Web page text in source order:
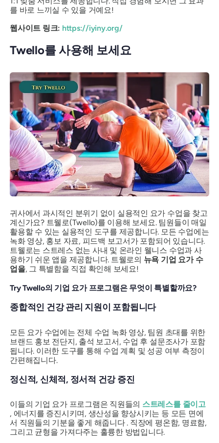
를 바로 느끼실 수 있을 거예요!
웹사이트 링크: https://iyiny.org/
Twello를 사용해 보세요
귀사에서 과시적인 분위기 없이 실용적인 요가 수업을 찾고
계신가요? 트웰로(Twello)를 이용해 보세요. 팀원들이 매일
활용할 수 있는 실용적인 도구를 제공합니다. 모든 수업에는
녹화 영상, 홍보 자료, 피드백 보고서가 포함되어 있습니다.
트웰로는 스트레스 없는 사내 및 온라인 웰니스 수업과 사
용하기 쉬운 앱을 제공합니다. 트웰로의 뉴욕 기업 요가 수
업을, 그 특별함을 직접 확인해 보세요!
Try Twello의 기업 요가 프로그램은 무엇이 특별할까요?
종합적인 건강 관리 지원이 포함됩니다
모든 요가 수업에는 전체 수업 녹화 영상, 팀원 초대를 위한
브랜드 홍보 전단지, 출석 보고서, 수업 후 설문조사가 포함
됩니다. 이러한 도구를 통해 수업 계획 및 성공 여부 측정이
간편해집니다.
정신적, 신체적, 정서적 건강 증진
이들의 기업 요가 프로그램은 직원들의 스트레스를 줄이고
, 에너지를 증진시키며, 생산성을 향상시키는 등 모든 면에
서 직원들의 기분을 좋게 해줍니다 . 직장에 평온함, 명료함,
그리고 균형을 가져다주는 훌륭한 방법입니다.